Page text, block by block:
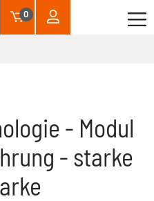
0
- Modul
- starke